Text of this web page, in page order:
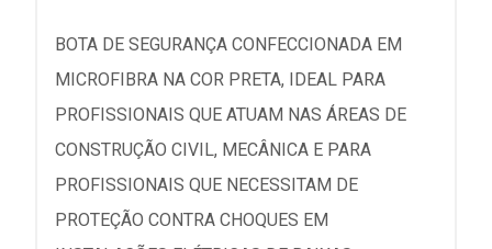
BOTA DE SEGURANÇA CONFECCIONADA EM
MICROFIBRA NA COR PRETA, IDEAL PARA
PROFISSIONAIS QUE ATUAM NAS ÁREAS DE
CONSTRUÇÃO CIVIL, MECÂNICA E PARA
PROFISSIONAIS QUE NECESSITAM DE
PROTEÇÃO CONTRA CHOQUES EM